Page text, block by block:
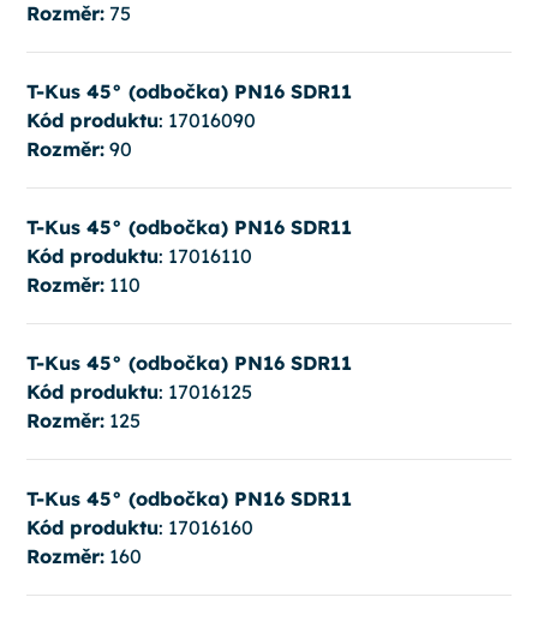
Rozměr:75
T-Kus 45° (odbočka) PN16 SDR11
Kód produktu: 17016090
Rozměr:90
T-Kus 45° (odbočka) PN16 SDR11
Kód produktu: 17016110
Rozměr:110
T-Kus 45° (odbočka) PN16 SDR11
Kód produktu: 17016125
Rozměr:125
T-Kus 45° (odbočka) PN16 SDR11
Kód produktu: 17016160
Rozměr:160